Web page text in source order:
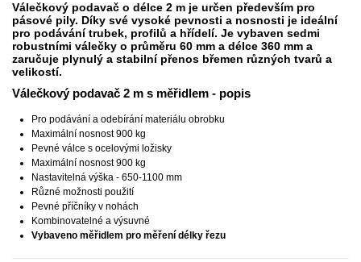
Válečkový podavač o délce 2 m je určen především pro
pásové pily. Díky své vysoké pevnosti a nosnosti je ideální
pro podávání trubek, profilů a hřídelí. Je vybaven sedmi
robustními válečky o průměru 60 mm a délce 360 mm a
zaručuje plynulý a stabilní přenos břemen různých tvarů a
velikostí.
Válečkový podavač 2 m s měřidlem - popis
Pro podávání a odebírání materiálu obrobku
Maximální nosnost 900 kg
Pevné válce s ocelovými ložisky
Maximální nosnost 900 kg
Nastavitelná výška - 650-1100 mm
Různé možnosti použití
Pevné příčníky v nohách
Kombinovatelné a výsuvné
Vybaveno měřidlem pro měření délky řezu